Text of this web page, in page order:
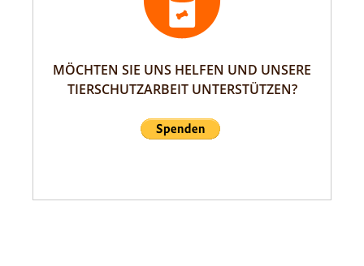
MÖCHTEN SIE UNS HELFEN UND UNSERE
TIERSCHUTZARBEIT UNTERSTÜTZEN?